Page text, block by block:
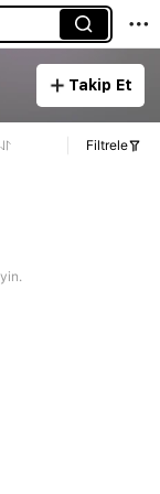
Takip Et
Filtrele